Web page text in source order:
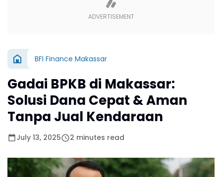
BFI Finance Makassar
Gadai BPKB di Makassar:
Solusi Dana Cepat & Aman
Tanpa Jual Kendaraan
July 13, 2025 2 minutes read